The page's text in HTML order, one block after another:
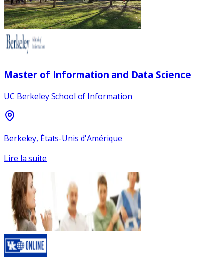
Master of Information and Data Science
UC Berkeley School of Information
Berkeley, États-Unis d'Amérique
Lire la suite